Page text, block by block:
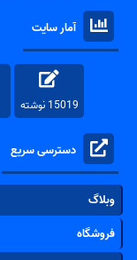
آمار سایت
15019 نوشته
دسترسی سریع
وبلاگ
فروشگاه